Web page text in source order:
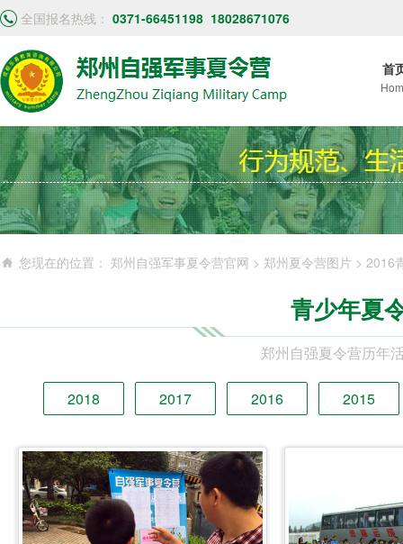
全国报名热线： 0371-66451198 18028671076
首
您现在的位置： 郑州自强军事夏令营官网 > 郑州夏令营图片 > 2016
青少年夏
郑州自强夏令营历年
2018 2017 2016 2015